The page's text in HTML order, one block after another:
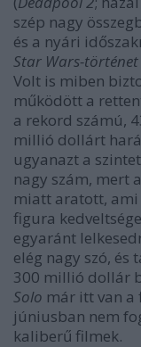
szép nagy
és a nyári
Star Wars-történet
Volt is miben
működött a
a rekord számú,
millió dollárt
ugyanazt a
nagy szám, mert
miatt aratott, ami
figura
egyaránt
elég nagy szó,
300 millió dollár
Solo már itt van a
júniusban nem
kaliberű filmek.